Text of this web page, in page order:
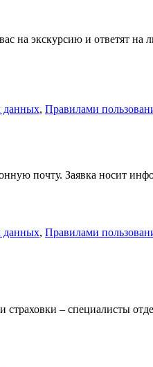
на экскурсию и ответят на
данных, Правилами
почту. Заявка носит
данных, Правилами
страховки – специалисты